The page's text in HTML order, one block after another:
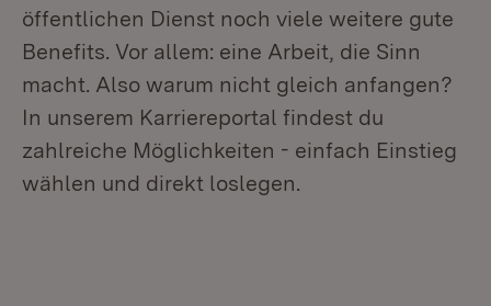
öffentlichen Dienst noch viele weitere gute
Benefits. Vor allem: eine Arbeit, die Sinn
macht. Also warum nicht gleich anfangen?
In unserem Karriereportal findest du
zahlreiche Möglichkeiten - einfach Einstieg
wählen und direkt loslegen.